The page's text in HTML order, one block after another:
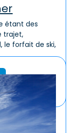
étant des
trajet,
le forfait de ski,